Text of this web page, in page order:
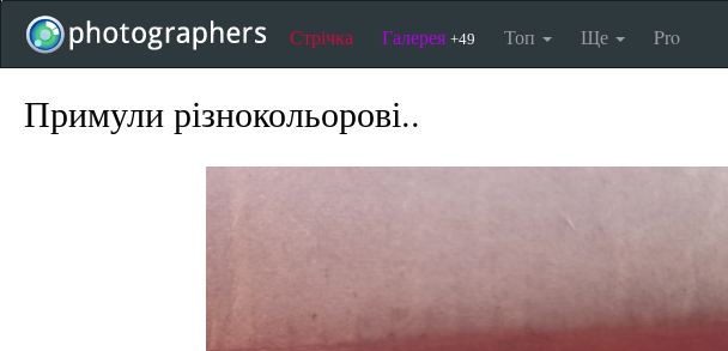
Стрічка Галерея +49 Топ Ще Pro
Примули різнокольорові..